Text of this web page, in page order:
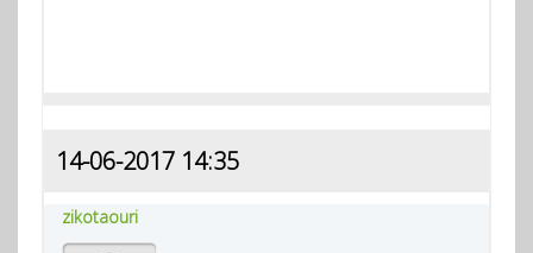
14-06-2017 14:35
zikotaouri